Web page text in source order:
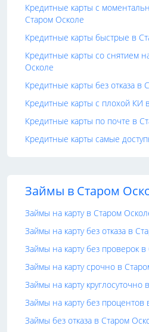
Кредитные карты с
Старом Осколе
Кредитные карты быстрые в
Кредитные карты со снятием
Осколе
Кредитные карты без отказа в
Кредитные карты с плохой КИ
Кредитные карты по почте в
Кредитные карты самые
Займы в Старом
Займы на карту в Старом
Займы на карту без отказа в
Займы на карту без проверок
Займы на карту срочно в
Займы на карту круглосуточно
Займы на карту без процентов
Займы без отказа в Старом